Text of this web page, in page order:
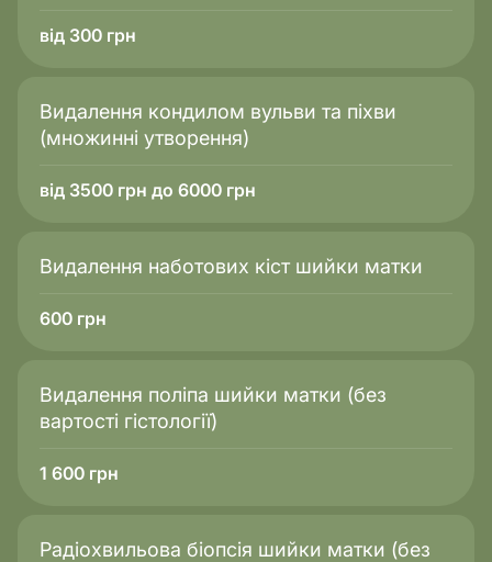
від 300 грн
Видалення кондилом вульви та піхви
(множинні утворення)
від 3500 грн до 6000 грн
Видалення наботових кіст шийки матки
600 грн
Видалення поліпа шийки матки (без
вартості гістології)
1 600 грн
Радіохвильова біопсія шийки матки (без